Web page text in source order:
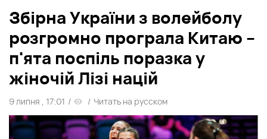
Збірна України з волейболу
розгромно програла Китаю –
п'ята поспіль поразка у
жіночій Лізі націй
9 липня , 17:01 / / Читать на русском